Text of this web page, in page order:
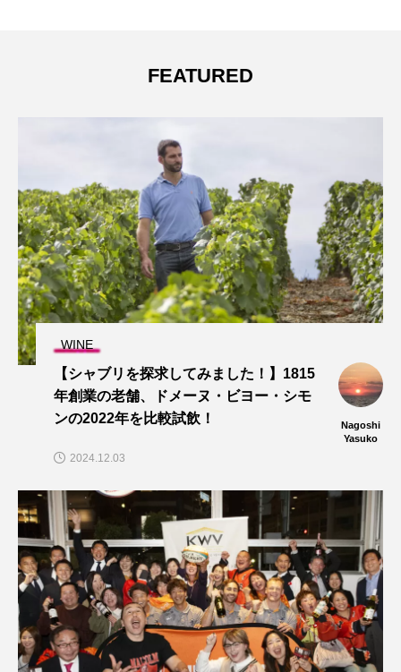
FEATURED
WINE
【シャブリを探求してみました！】1815
年創業の老舗、ドメーヌ・ビヨー・シモ
ンの2022年を比較試飲！
Nagoshi
Yasuko
2024.12.03